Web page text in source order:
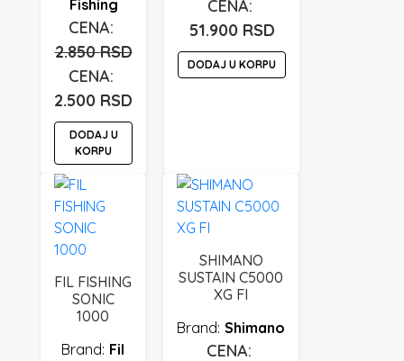
Fishing
2.850RSD
Originalna
cena
je
bila:
2.850 rsd.
2.500 RSD
cena
2.500 rsd.
DODAJ U
KORPU
51.900 RSD
DODAJ U KORPU
FIL FISHING
SONIC
1000
Fil
SHIMANO
SUSTAIN C5000
XG FI
Shimano